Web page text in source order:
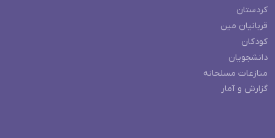
کردستان
قربانیان مین
کودکان
دانشجویان
منازعات مسلحانه
گزارش و آمار